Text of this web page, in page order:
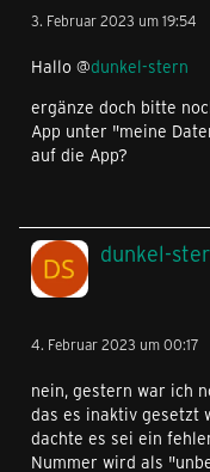
3. Februar 2023 um 19:54
Hallo @dunkel-stern
ergänze doch bitte
App unter "meine
auf die App?
dunkel-
4. Februar 2023 um 00:17
nein, gestern war ich
das es inaktiv gesetzt
dachte es sei ein
Nummer wird als